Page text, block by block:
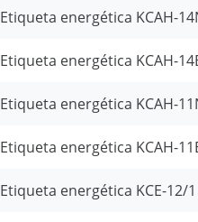
Etiqueta energética KCAH-
Etiqueta energética KCAH-
Etiqueta energética KCAH-
Etiqueta energética KCAH-
Etiqueta energética KCE-12/